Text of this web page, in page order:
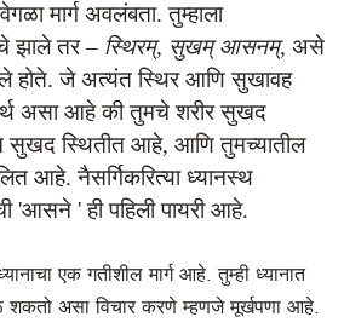
मार्ग अवलंबता. तुम्हाला
झाले तर – स्थिरम्, सुखम् आसनम्, असे
होते. जे अत्यंत स्थिर आणि सुखावह
असा आहे की तुमचे शरीर सुखद
सुखद स्थितीत आहे, आणि तुमच्यातील
आहे. नैसर्गिकरित्या ध्यानस्थ
'आसने 'ही पहिली पायरी आहे.
एक गतीशील मार्ग आहे. तुम्ही ध्यानात
शकतो असा विचार करणे म्हणजे मूर्खपणा आहे.